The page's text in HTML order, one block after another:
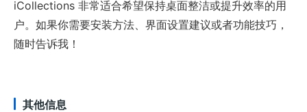
iCollections 非常适合希望保持桌面整洁或提升效率的用
户。如果你需要安装方法、界面设置建议或者功能技巧，
随时告诉我！
其他信息